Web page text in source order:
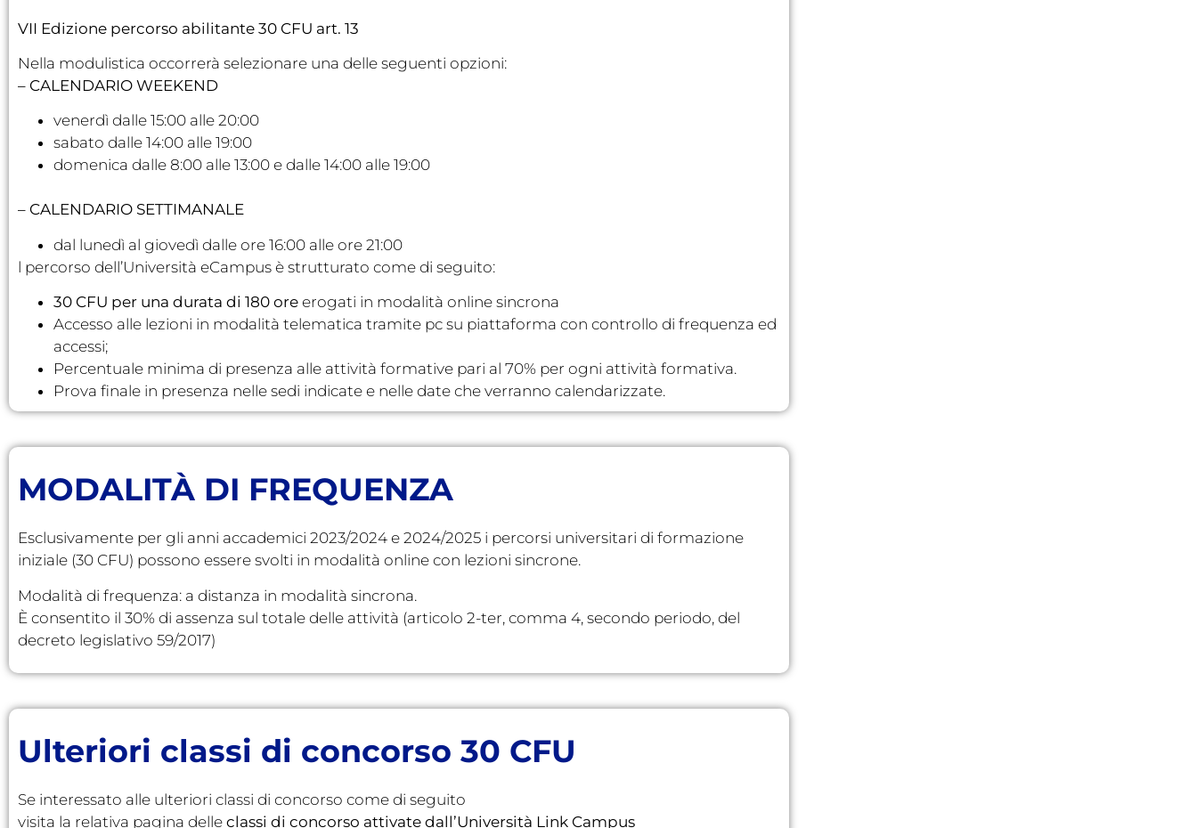
VII Edizione percorso abilitante 30 CFU art. 13
Nella modulistica occorrerà selezionare una delle seguenti opzioni:
– CALENDARIO WEEKEND
venerdì dalle 15:00 alle 20:00
sabato dalle 14:00 alle 19:00
domenica dalle 8:00 alle 13:00 e dalle 14:00 alle 19:00
– CALENDARIO SETTIMANALE
dal lunedì al giovedì dalle ore 16:00 alle ore 21:00
l percorso dell’Università eCampus è strutturato come di seguito:
30 CFU per una durata di 180 ore erogati in modalità online sincrona
Accesso alle lezioni in modalità telematica tramite pc su piattaforma con controllo di frequenza ed
accessi;
Percentuale minima di presenza alle attività formative pari al 70% per ogni attività formativa.
Prova finale in presenza nelle sedi indicate e nelle date che verranno calendarizzate.
MODALITÀ DI FREQUENZA
Esclusivamente per gli anni accademici 2023/2024 e 2024/2025 i percorsi universitari di formazione
iniziale (30 CFU) possono essere svolti in modalità online con lezioni sincrone.
Modalità di frequenza: a distanza in modalità sincrona.
È consentito il 30% di assenza sul totale delle attività (articolo 2-ter, comma 4, secondo periodo, del
decreto legislativo 59/2017)
Ulteriori classi di concorso 30 CFU
Se interessato alle ulteriori classi di concorso come di seguito
visita la relativa pagina delle classi di concorso attivate dall’Università Link Campus